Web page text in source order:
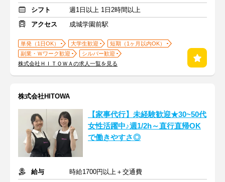
シフト
週1日以上 1日2時間以上
アクセス
成城学園前駅
単発（1日OK） 大学生歓迎
短期（1ヶ月以内OK）
副業・Ｗワーク歓迎
シルバー歓迎
株式会社ＨＩＴＯＷＡの求人一覧を見る
株式会社HITOWA
【家事代行】未経験歓迎★30~50代
女性活躍中♪週1/2h～直行直帰OK
で働きやすさ◎
給与
時給1700円以上＋交通費